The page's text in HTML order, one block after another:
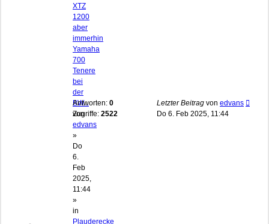
XTZ
1200
aber
immerhin
Yamaha
700
Tenere
bei
der
BW...
von
edvans
»
Do
6.
Feb
2025,
11:44
»
in
Plauderecke
Antworten: 0
Zugriffe: 2522
Letzter Beitrag von edvans
Do 6. Feb 2025, 11:44